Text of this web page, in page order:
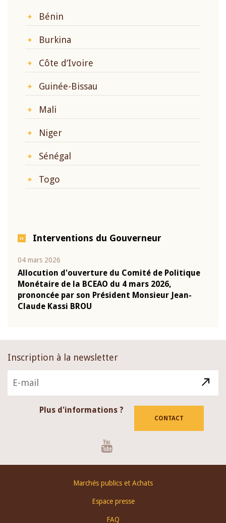
Bénin
Burkina
Côte d’Ivoire
Guinée-Bissau
Mali
Niger
Sénégal
Togo
Interventions du Gouverneur
04 mars 2026
Allocution d'ouverture du Comité de Politique
Monétaire de la BCEAO du 4 mars 2026,
prononcée par son Président Monsieur Jean-
Claude Kassi BROU
Inscription à la newsletter
Plus d'informations ?
CONTACT
Marchés publics et Achats
Espace presse
FAQ